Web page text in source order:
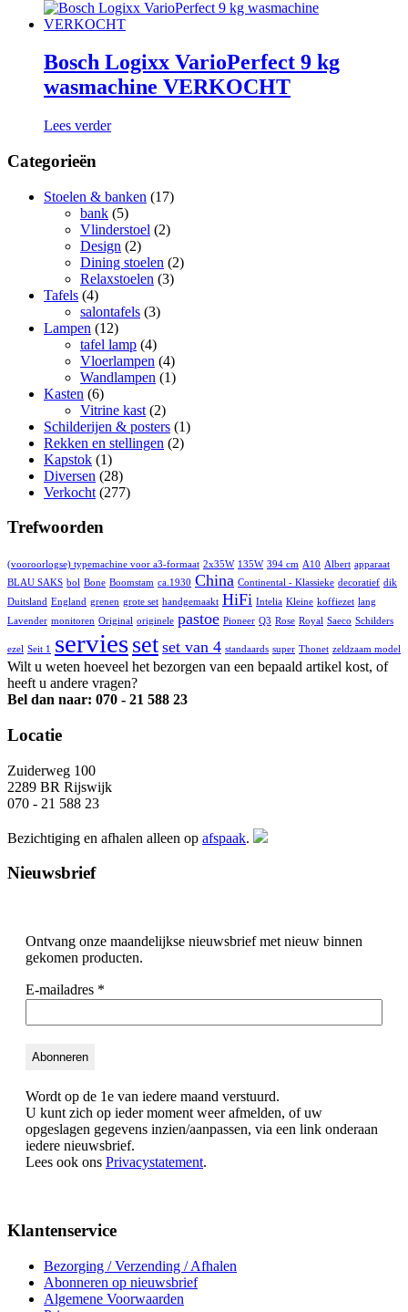
Bosch Logixx VarioPerfect 9 kg
wasmachine VERKOCHT
Lees verder
Categorieën
Stoelen & banken (17)
bank (5)
Vlinderstoel (2)
Design (2)
Dining stoelen (2)
Relaxstoelen (3)
Tafels (4)
salontafels (3)
Lampen (12)
tafel lamp (4)
Vloerlampen (4)
Wandlampen (1)
Kasten (6)
Vitrine kast (2)
Schilderijen & posters (1)
Rekken en stellingen (2)
Kapstok (1)
Diversen (28)
Verkocht (277)
Trefwoorden
(vooroorlogse) typemachine voor a3-formaat 2x35W 135W 394 cm A10 Albert apparaat
BLAU SAKS bol Bone Boomstam ca.1930 China Continental - Klassieke decoratief dik
Duitsland England grenen grote set handgemaakt HiFi Intelia Kleine koffiezet lang
Lavender monitoren Original originele pastoe Pioneer Q3 Rose Royal Saeco Schilders
ezel Seit 1 serviesset set van 4 standaards super Thonet zeldzaam model
Wilt u weten hoeveel het bezorgen van een bepaald artikel kost, of
heeft u andere vragen?
Bel dan naar: 070 - 21 588 23
Locatie
Zuiderweg 100
2289 BR Rijswijk
070 - 21 588 23
Bezichtiging en afhalen alleen op afspaak.
Nieuwsbrief
Ontvang onze maandelijkse nieuwsbrief met nieuw binnen
gekomen producten.
E-mailadres *
Wordt op de 1e van iedere maand verstuurd.
U kunt zich op ieder moment weer afmelden, of uw
opgeslagen gegevens inzien/aanpassen, via een link onderaan
iedere nieuwsbrief.
Lees ook ons Privacystatement.
Klantenservice
Bezorging / Verzending / Afhalen
Abonneren op nieuwsbrief
Algemene Voorwaarden